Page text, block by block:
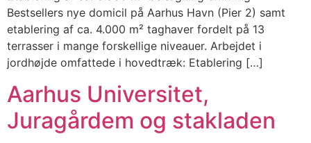
Bestsellers nye domicil på Aarhus Havn (Pier 2) samt
etablering af ca. 4.000 m² taghaver fordelt på 13
terrasser i mange forskellige niveauer. Arbejdet i
jordhøjde omfattede i hovedtræk: Etablering […]
Aarhus Universitet,
Juragårdem og stakladen